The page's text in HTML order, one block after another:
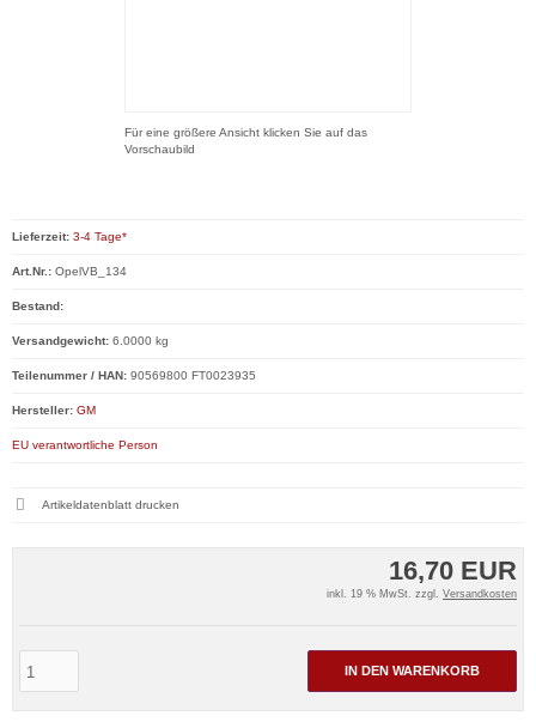
Für eine größere Ansicht klicken Sie auf das
Vorschaubild
16,70 EUR
inkl. 19 % MwSt. zzgl. Versandkosten
IN DEN WARENKORB
Lieferzeit: 3-4 Tage*
Art.Nr.: OpelVB_134
Bestand:
Versandgewicht: 6.0000 kg
Teilenummer / HAN: 90569800 FT0023935
Hersteller: GM
EU verantwortliche Person
Artikeldatenblatt drucken